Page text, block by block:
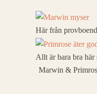
Här från
Allt är bara bra här
Marwin &